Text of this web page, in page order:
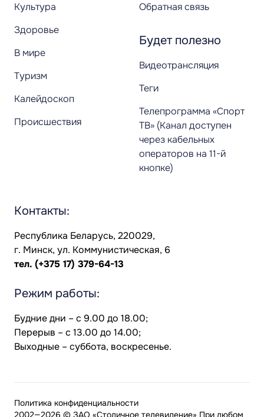
Культура
Здоровье
В мире
Туризм
Калейдоскоп
Происшествия
Обратная связь
Будет полезно
Видеотрансляция
Теги
Телепрограмма «Спорт
ТВ» (Канал доступен
через кабельных
операторов на 11-й
кнопке)
Контакты:
Республика Беларусь, 220029,
г. Минск, ул. Коммунистическая, 6
тел. (+375 17) 379-64-13
Режим работы:
Будние дни – с 9.00 до 18.00;
Перерыв – с 13.00 до 14.00;
Выходные – суббота, воскресенье.
2002—2026 © ЗАО «Столичное телевидение» При любом
Политика конфиденциальности